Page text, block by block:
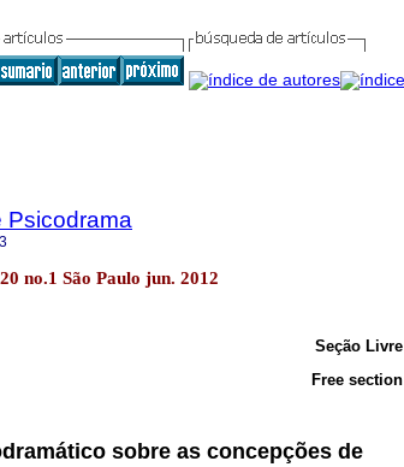
Psicodrama
no.1 São Paulo jun. 2012
Seção Livre
Free section
sobre as concepções de